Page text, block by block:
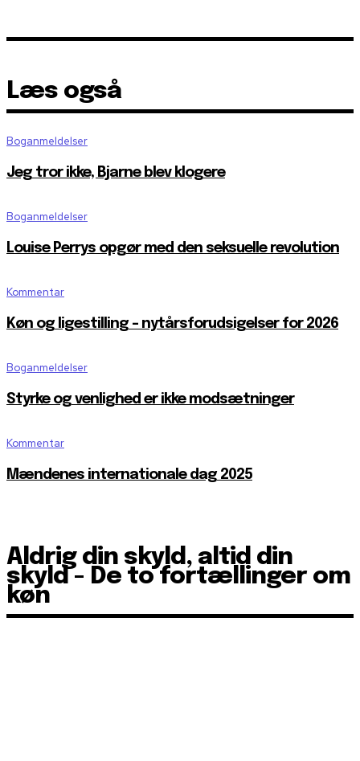
Læs også
Boganmeldelser
Jeg tror ikke, Bjarne blev klogere
Boganmeldelser
Louise Perrys opgør med den seksuelle revolution
Kommentar
Køn og ligestilling – nytårsforudsigelser for 2026
Boganmeldelser
Styrke og venlighed er ikke modsætninger
Kommentar
Mændenes internationale dag 2025
Aldrig din skyld, altid din
skyld - De to fortællinger om
køn